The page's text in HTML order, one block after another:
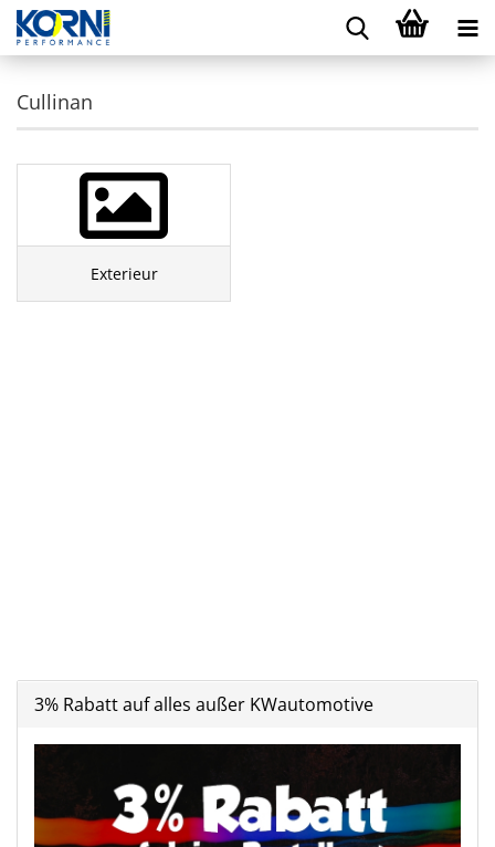
Cullinan
Exterieur
3% Rabatt auf alles außer KWautomotive